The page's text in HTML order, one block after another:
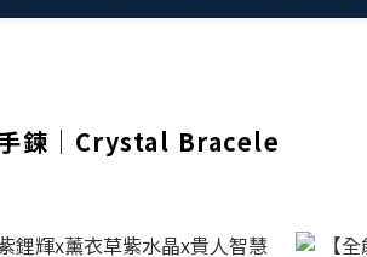
鍊│Crystal Bracele